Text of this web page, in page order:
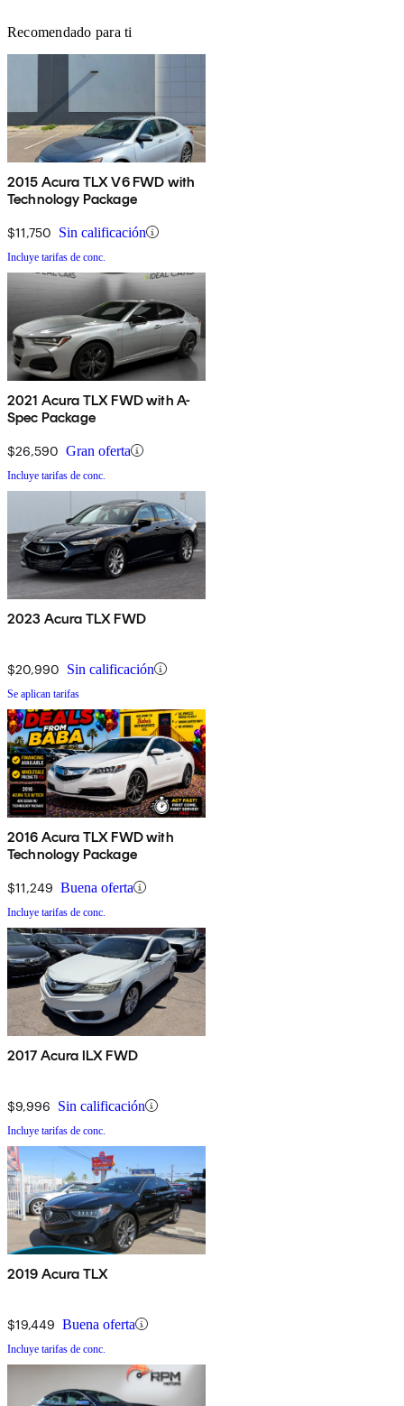
Recomendado para ti
2015 Acura TLX V6 FWD with
Technology Package
$11,750 Sin calificación
Incluye tarifas de conc.
2021 Acura TLX FWD with A-
Spec Package
$26,590 Gran oferta
Incluye tarifas de conc.
2023 Acura TLX FWD
$20,990 Sin calificación
Se aplican tarifas
2016 Acura TLX FWD with
Technology Package
$11,249 Buena oferta
Incluye tarifas de conc.
2017 Acura ILX FWD
$9,996 Sin calificación
Incluye tarifas de conc.
2019 Acura TLX
$19,449 Buena oferta
Incluye tarifas de conc.